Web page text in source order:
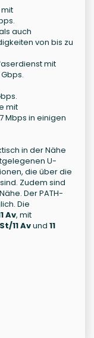
auch
von bis zu
mit
mit
Mbps in einigen
in der Nähe
U-
die über die
Zudem sind
Der PATH-
Die
Av, mit
11 Avund 11